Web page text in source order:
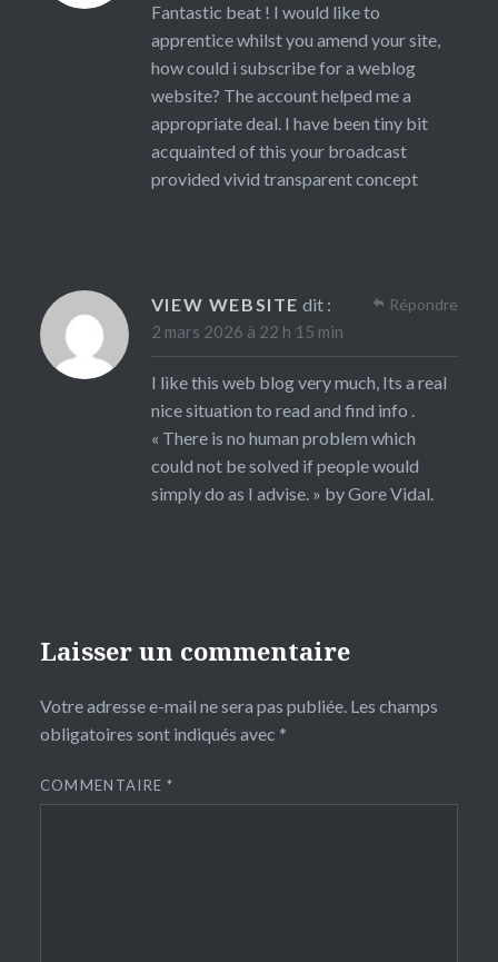
Fantastic beat ! I would like to
apprentice whilst you amend your site,
how could i subscribe for a weblog
website? The account helped me a
appropriate deal. I have been tiny bit
acquainted of this your broadcast
provided vivid transparent concept
VIEW WEBSITE dit :
2 mars 2026 à 22 h 15 min
I like this web blog very much, Its a real
nice situation to read and find info .
« There is no human problem which
could not be solved if people would
simply do as I advise. » by Gore Vidal.
Répondre
Laisser un commentaire
Votre adresse e-mail ne sera pas publiée. Les champs
obligatoires sont indiqués avec *
COMMENTAIRE*